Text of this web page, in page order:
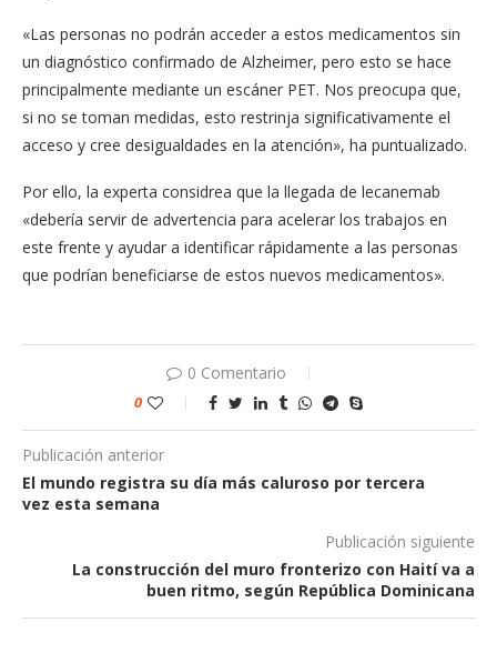
«Las personas no podrán acceder a estos medicamentos sin
un diagnóstico confirmado de Alzheimer, pero esto se hace
principalmente mediante un escáner PET. Nos preocupa que,
si no se toman medidas, esto restrinja significativamente el
acceso y cree desigualdades en la atención», ha puntualizado.
Por ello, la experta considrea que la llegada de lecanemab
«debería servir de advertencia para acelerar los trabajos en
este frente y ayudar a identificar rápidamente a las personas
que podrían beneficiarse de estos nuevos medicamentos».
0 Comentario
0
Publicación anterior
El mundo registra su día más caluroso por tercera
vez esta semana
Publicación siguiente
La construcción del muro fronterizo con Haití va a
buen ritmo, según República Dominicana